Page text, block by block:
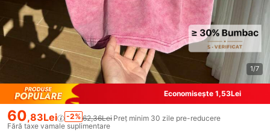
1/7
Economisește 1,53Lei
60,83Lei -2% 62,36Lei Preț minim 30 zile pre-reducere
Fără taxe vamale suplimentare